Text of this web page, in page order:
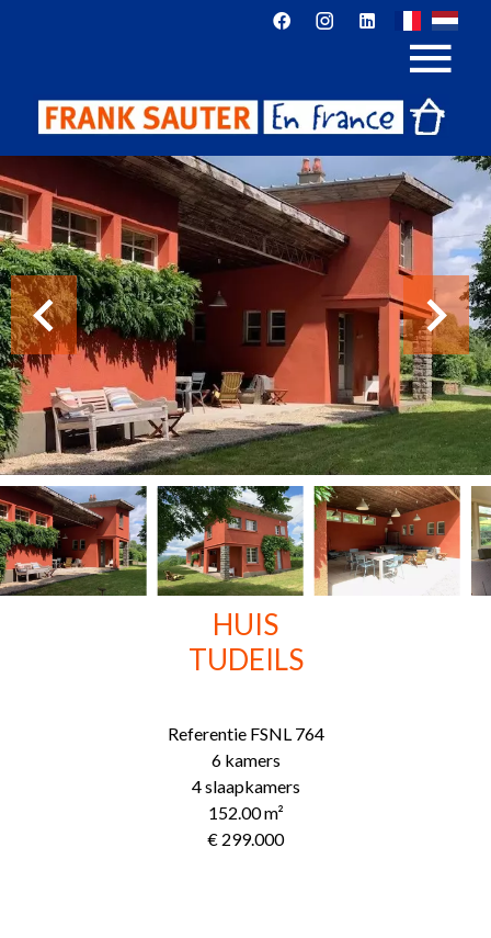
HUIS
TUDEILS
ReferentieFSNL 764
6 kamers
4 slaapkamers
152.00m²
€ 299.000